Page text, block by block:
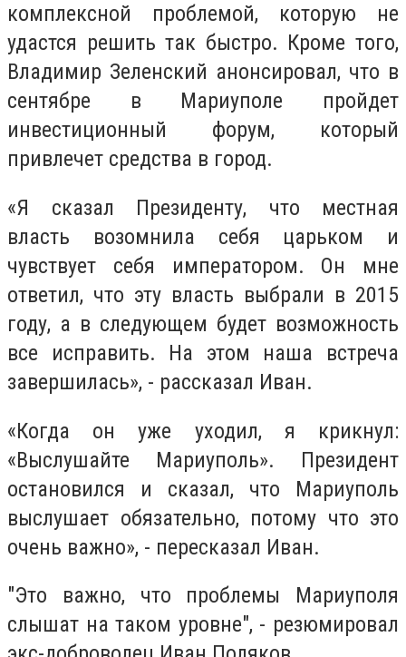
комплексной проблемой, которую не
удастся решить так быстро. Кроме того,
Владимир Зеленский анонсировал, что в
сентябре в Мариуполе пройдет
инвестиционный форум, который
привлечет средства в город.
«Я сказал Президенту, что местная
власть возомнила себя царьком и
чувствует себя императором. Он мне
ответил, что эту власть выбрали в 2015
году, а в следующем будет возможность
все исправить. На этом наша встреча
завершилась», - рассказал Иван.
«Когда он уже уходил, я крикнул:
«Выслушайте Мариуполь». Президент
остановился и сказал, что Мариуполь
выслушает обязательно, потому что это
очень важно», - пересказал Иван.
"Это важно, что проблемы Мариуполя
слышат на таком уровне", - резюмировал